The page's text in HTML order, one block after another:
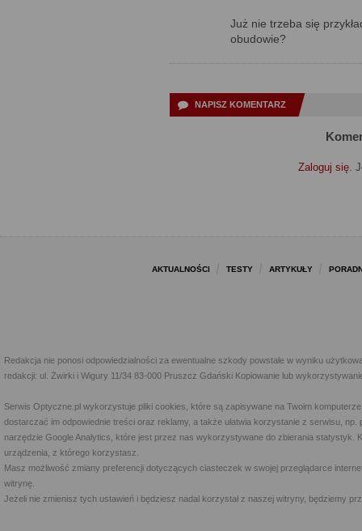
Już nie trzeba się
obudowie?
NAPISZ KOMENTARZ
Zaloguj się.
AKTUALNOŚCI TESTY ARTYKUŁY
Redakcja nie ponosi odpowiedzialności za ewentualne szkody powstałe w wyniku
redakcji: ul. Żwirki i Wigury 11/34 83-000 Pruszcz Gdański Kopiowanie lub
Serwis Optyczne.pl wykorzystuje pliki cookies, które są zapisywane na Twoim
dostarczać im odpowiednie treści oraz reklamy, a także ułatwia korzystanie z serwisu,
narzędzie Google Analytics, które jest przez nas wykorzystywane do zbierania statystyk.
urządzenia, z którego korzystasz.
Masz możliwość zmiany preferencji dotyczących ciasteczek w swojej przeglądarce
witrynę.
Jeżeli nie zmienisz tych ustawień i będziesz nadal korzystał z naszej witryny, będziemy